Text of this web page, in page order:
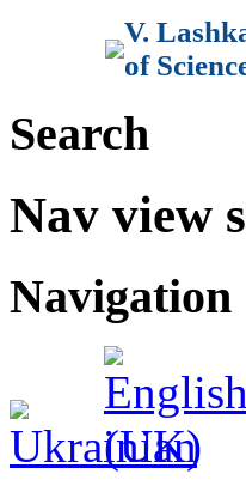
V.
of
Search
Nav view
Navigation